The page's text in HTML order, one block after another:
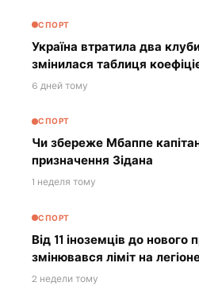
СПОРТ
Україна втратила два
змінилася таблиця
6 дней тому
СПОРТ
Чи збереже Мбаппе
призначення Зідана
1 неделя тому
СПОРТ
Від 11 іноземців до
змінювався ліміт на
2 недели тому